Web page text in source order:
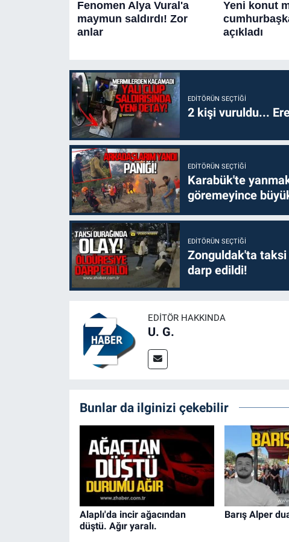
EDITÖRÜN SEÇTIĞI
2 kişi vuruldu...
EDITÖRÜN SEÇTIĞI
Karabük'te
göremeyince
EDITÖRÜN SEÇTIĞI
Zonguldak'ta taksi
darp edildi!
EDITÖR HAKKINDA
U. G.
Bunlar da ilginizi çekebilir
Alaplı'da incir ağacından
düştü. Ağır yaralı.
Barış Alper